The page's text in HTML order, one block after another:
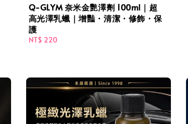
Q-GLYM 奈米金艷澤劑 100ml｜超
高光澤乳蠟｜增豔・清潔・修飾・保
護
Regular
NT$ 220